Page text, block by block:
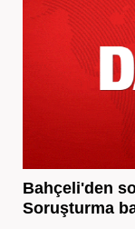
Bahçeli'den
Soruşturma